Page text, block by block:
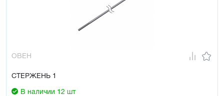
ОВЕН
СТЕРЖЕНЬ 1
В наличии 12 шт